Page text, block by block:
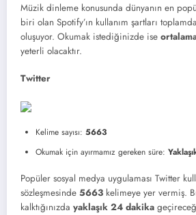
Müzik dinleme konusunda dünyanın en
biri olan Spotify’ın kullanım şartları toplamda
oluşuyor. Okumak istediğinizde ise
yeterli olacaktır.
Twitter
Kelime sayısı: 5663
Okumak için ayırmamız gereken süre:
Popüler sosyal medya uygulaması Twitter
sözleşmesinde 5663 kelimeye yer vermiş.
kalktığınızda yaklaşık 24 dakika